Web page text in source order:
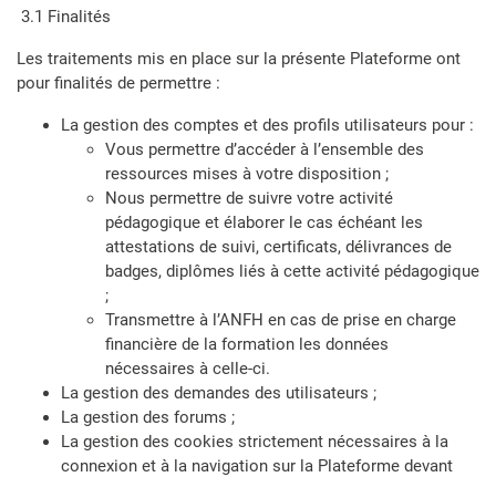
3.1 Finalités
Les traitements mis en place sur la présente Plateforme ont
pour finalités de permettre :
La gestion des comptes et des profils utilisateurs pour :
Vous permettre d’accéder à l’ensemble des
ressources mises à votre disposition ;
Nous permettre de suivre votre activité
pédagogique et élaborer le cas échéant les
attestations de suivi, certificats, délivrances de
badges, diplômes liés à cette activité pédagogique
;
Transmettre à l’ANFH en cas de prise en charge
financière de la formation les données
nécessaires à celle-ci.
La gestion des demandes des utilisateurs ;
La gestion des forums ;
La gestion des cookies strictement nécessaires à la
connexion et à la navigation sur la Plateforme devant